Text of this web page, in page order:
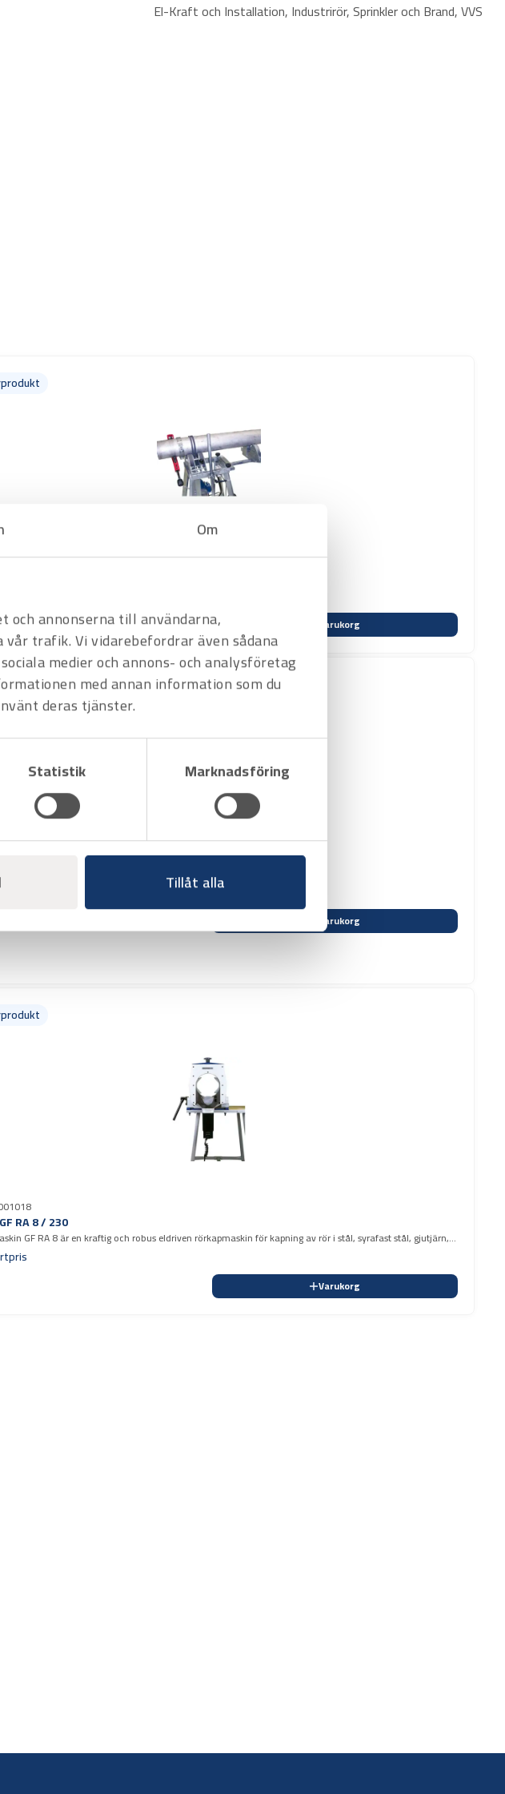
Om
annonserna till användarna,
trafik. Vi vidarebefordrar även sådana
medier och annons- och analysföretag
med annan information som du
deras tjänster.
Statistik Marknadsföring
Tillåt alla
El-Kraft och Installation, Industrirör, Sprinkler och Brand, VVS
50-160 mm
Varukorg
till Scorp/Exact
Varukorg
RA 8 / 230
GF RA 8 är en kraftig och robus eldriven rörkapmaskin för kapning av rör i stål, syrafast stål, gjutjärn,
koppar och plast.
Varukorg